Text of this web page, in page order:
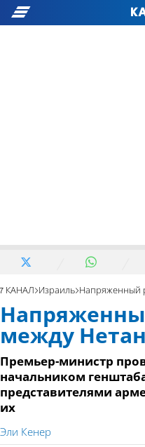
7 КАНАЛ Израиль Напряженный
между
Премьер-министр
начальником
представителями
их
Эли Кенер